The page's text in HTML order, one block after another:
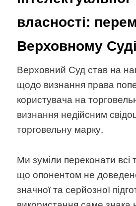
власності:
Верховному Суді
Верховний Суд став на
щодо визнання права
користувача на
визнання недійсним
торговельну марку.
Ми зуміли переконати всі
що опонентом не
значної та серйозної